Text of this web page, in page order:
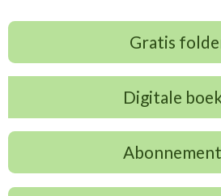
Gratis
Digitale